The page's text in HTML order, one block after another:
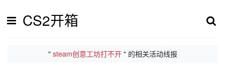
CS2开箱
"steam创意工坊打不开 " 的相关活动线报